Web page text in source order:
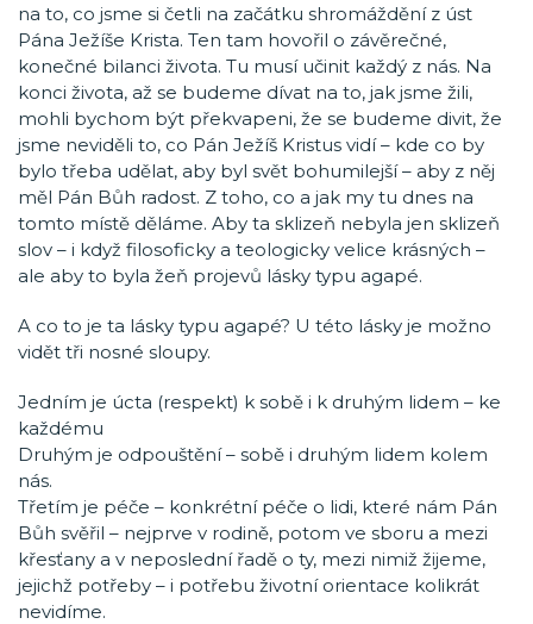
na to, co jsme si četli na začátku shromáždění z úst
Pána Ježíše Krista. Ten tam hovořil o závěrečné,
konečné bilanci života. Tu musí učinit každý z nás. Na
konci života, až se budeme dívat na to, jak jsme žili,
mohli bychom být překvapeni, že se budeme divit, že
jsme neviděli to, co Pán Ježíš Kristus vidí – kde co by
bylo třeba udělat, aby byl svět bohumilejší – aby z něj
měl Pán Bůh radost. Z toho, co a jak my tu dnes na
tomto místě děláme. Aby ta sklizeň nebyla jen sklizeň
slov – i když filosoficky a teologicky velice krásných –
ale aby to byla žeň projevů lásky typu agapé.
A co to je ta lásky typu agapé? U této lásky je možno
vidět tři nosné sloupy.
Jedním je úcta (respekt) k sobě i k druhým lidem – ke
každému
Druhým je odpouštění – sobě i druhým lidem kolem
nás.
Třetím je péče – konkrétní péče o lidi, které nám Pán
Bůh svěřil – nejprve v rodině, potom ve sboru a mezi
křesťany a v neposlední řadě o ty, mezi nimiž žijeme,
jejichž potřeby – i potřebu životní orientace kolikrát
nevidíme.